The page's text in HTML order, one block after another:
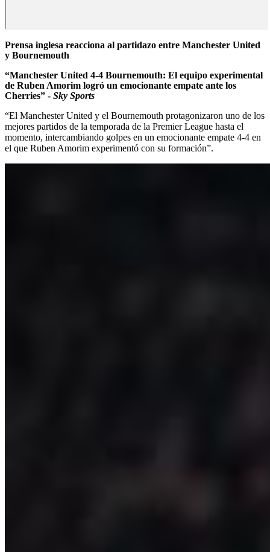
Prensa inglesa reacciona al partidazo entre Manchester United
y Bournemouth
“Manchester United 4-4 Bournemouth: El equipo experimental
de Ruben Amorim logró un emocionante empate ante los
Cherries” - Sky Sports
“El Manchester United y el Bournemouth protagonizaron uno de los
mejores partidos de la temporada de la Premier League hasta el
momento, intercambiando golpes en un emocionante empate 4-4 en
el que Ruben Amorim experimentó con su formación”.